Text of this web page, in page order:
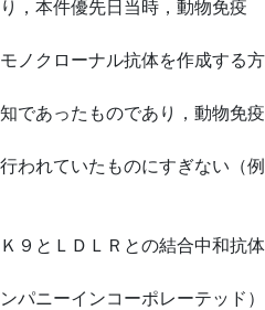
，本件優先日当時，動物免疫
ノクローナル抗体を作成する方
であったものであり，動物免疫
われていたものにすぎない（例
９とＬＤＬＲとの結合中和抗体
パニーインコーポレーテッド）